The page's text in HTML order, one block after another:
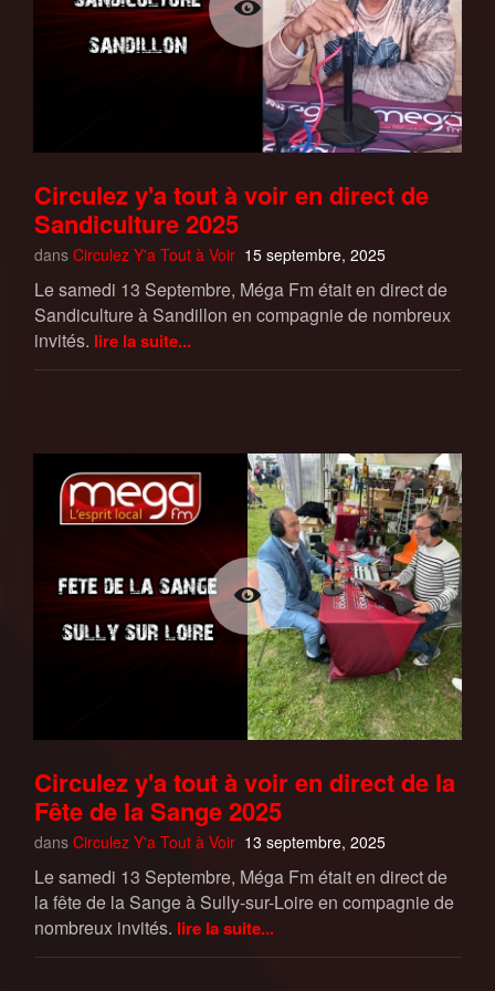
Circulez y'a tout à voir en direct de
Sandiculture 2025
dans Circulez Y'a Tout à Voir 15 septembre, 2025
Le samedi 13 Septembre, Méga Fm était en direct de
Sandiculture à Sandillon en compagnie de nombreux
invités. lire la suite...
Circulez y'a tout à voir en direct de la
Fête de la Sange 2025
dans Circulez Y'a Tout à Voir 13 septembre, 2025
Le samedi 13 Septembre, Méga Fm était en direct de
la fête de la Sange à Sully-sur-Loire en compagnie de
nombreux invités. lire la suite...